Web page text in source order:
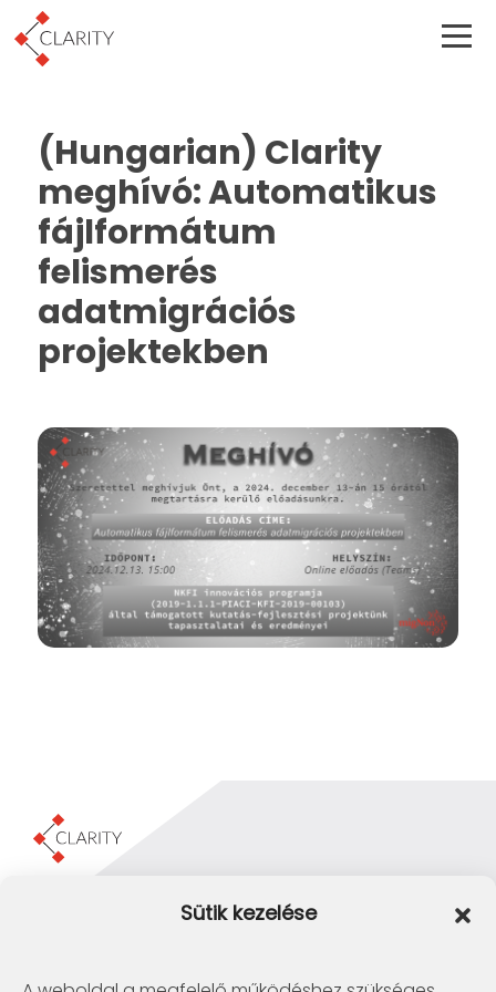
Sütik kezelése
(Hungarian) Clarity
meghívó: Automatikus
fájlformátum
felismerés
adatmigrációs
projektekben
Clarity Consulting Kft.
1145 Budapest, Erzsébet Királyné útja 29/b.